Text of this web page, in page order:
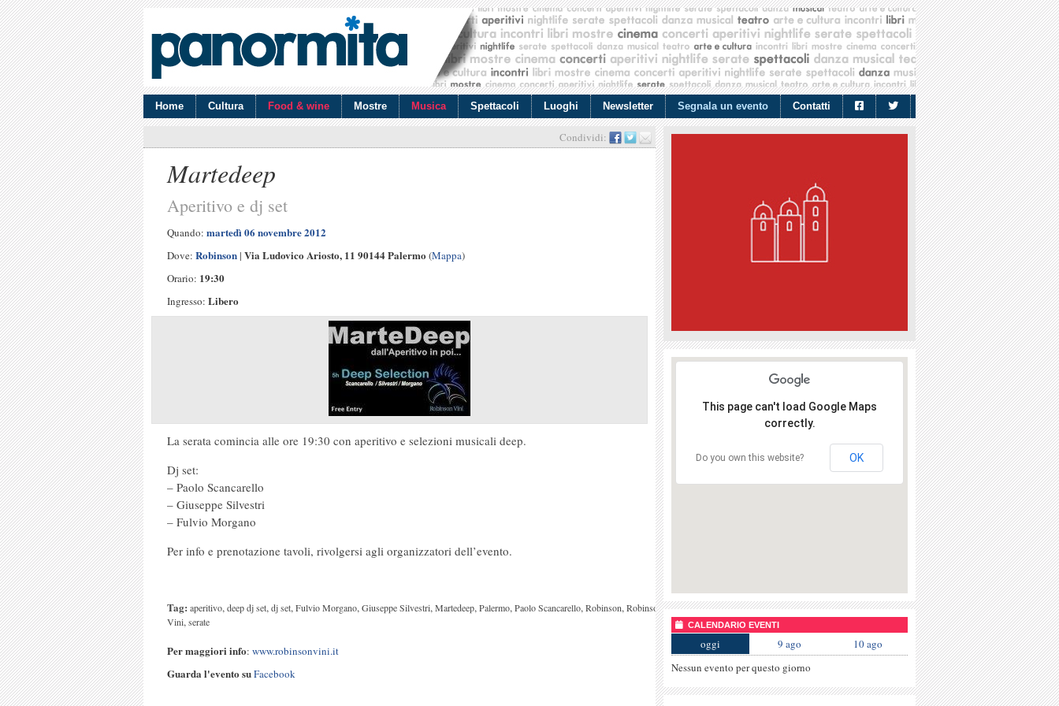
Home Cultura Food & wine Mostre Musica Spettacoli Luoghi Newsletter Segnala un evento Contatti
Condividi:
Martedeep
Aperitivo e dj set
Quando: martedì 06 novembre 2012
Dove: Robinson| Via Ludovico Ariosto, 11 90144 Palermo (Mappa)
Orario: 19:30
Ingresso: Libero
La serata comincia alle ore 19:30 con aperitivo e selezioni musicali deep.
Dj set:
– Paolo Scancarello
– Giuseppe Silvestri
– Fulvio Morgano
Per info e prenotazione tavoli, rivolgersi agli organizzatori dell’evento.
Tag: aperitivo,deep dj set,dj set,Fulvio Morgano,Giuseppe Silvestri,Martedeep,Palermo,Paolo Scancarello,Robinson,Robinson
Vini,serate
Per maggiori info: www.robinsonvini.it
Guarda l'evento suFacebook
This page can't load Google Maps
correctly.
Do you own this website? OK
CALENDARIO EVENTI
oggi 9 ago
10 ago
Nessun evento per questo giorno